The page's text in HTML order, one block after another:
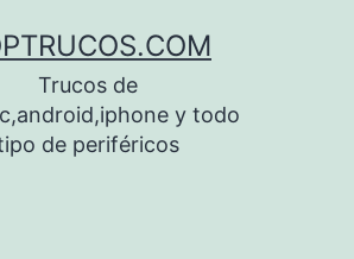
Trucos de
y todo
de periféricos